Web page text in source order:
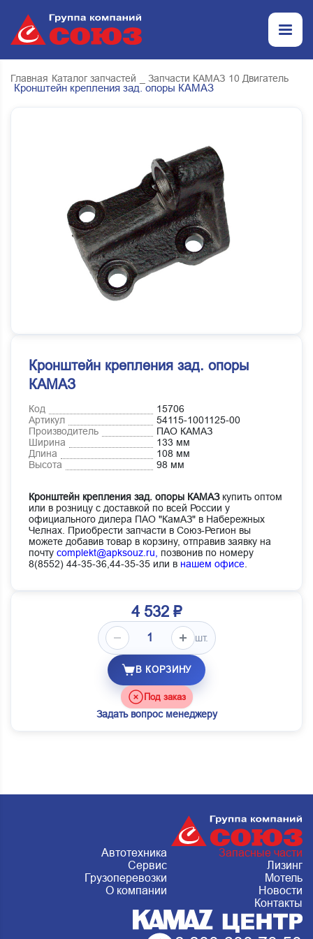
Главная Каталог запчастей _ Запчасти КАМАЗ 10 Двигатель
Кронштейн крепления зад. опоры КАМАЗ
Кронштейн крепления зад. опоры
КАМАЗ
Код
15706
Артикул
54115-1001125-00
Производитель
ПАО КАМАЗ
Ширина
133 мм
Длина
108 мм
Высота
98 мм
Кронштейн крепления зад. опоры КАМАЗкупить оптом
или в розницу с доставкой по всей России у
официального дилера ПАО "КамАЗ" в Набережных
Челнах. Приобрести запчасти в Союз-Регион вы
можете добавив товар в корзину, отправив заявку на
почту complekt@apksouz.ru,
позвонив по номеру
8(8552) 44-35-36,44-35-35 или в нашем офисе
4 532 ₽
шт.
В КОРЗИНУ
Под заказ
Задать вопрос менеджеру
Автотехника
Запасные части
Сервис
Лизинг
Грузоперевозки
Мотель
О компании
Новости
Контакты